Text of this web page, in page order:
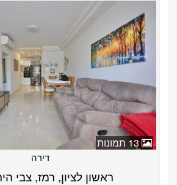
13 תמונות
דירה
ראשון לציון, רמז, צבי